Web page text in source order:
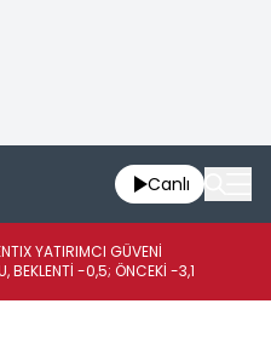
Canlı
YATIRIMCI GÜVENİ
BEKLENTİ -0,5; ÖNCEKİ -3,1